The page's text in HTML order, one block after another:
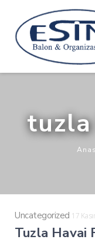
Uncategorized 17
Tuzla Havai